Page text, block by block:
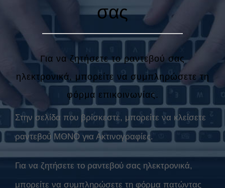
σας
Για να ζητήσετε το ραντεβού σας
ηλεκτρονικά, μπορείτε να συμπληρώσετε τη
φόρμα επικοινωνίας.
Στην σελίδα που βρίσκεστε, μπορείτε να κλείσετε
ραντεβού ΜΟΝΟ για Ακτινογραφίες.
Για να ζητήσετε το ραντεβού σας ηλεκτρονικά,
μπορείτε να συμπληρώσετε τη φόρμα πατώντας